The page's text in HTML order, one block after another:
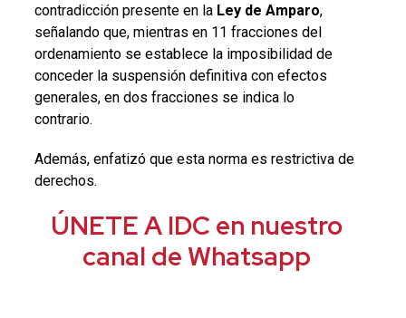
contradicción presente en la Ley de Amparo,
señalando que, mientras en 11 fracciones del
ordenamiento se establece la imposibilidad de
conceder la suspensión definitiva con efectos
generales, en dos fracciones se indica lo
contrario.
Además, enfatizó que esta norma es restrictiva de
derechos.
ÚNETE A IDC en nuestro
canal de Whatsapp